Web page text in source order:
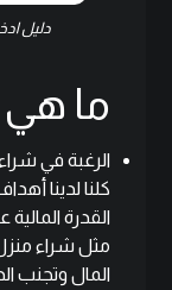
دليل
ما هي
الرغبة في
كلنا لدينا
القدرة المالية
مثل شراء